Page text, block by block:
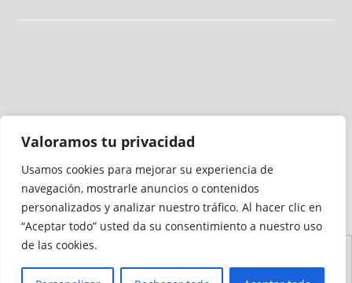
Valoramos tu privacidad
Usamos cookies para mejorar su experiencia de
navegación, mostrarle anuncios o contenidos
personalizados y analizar nuestro tráfico. Al hacer clic en
“Aceptar todo” usted da su consentimiento a nuestro uso
de las cookies.
Medio auditado por